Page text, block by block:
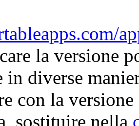
la versione
in diverse
con la
sostituire nella